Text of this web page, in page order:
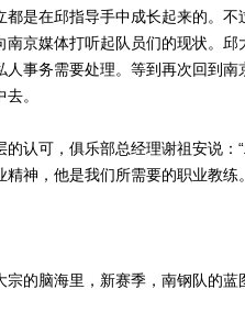
是在邱指导手中成长起来的。
京媒体打听起队员们的现状。
事务需要处理。等到再次回到
。
可，俱乐部总经理谢祖安说：
神，他是我们所需要的职业教练
脑海里，新赛季，南钢队的蓝